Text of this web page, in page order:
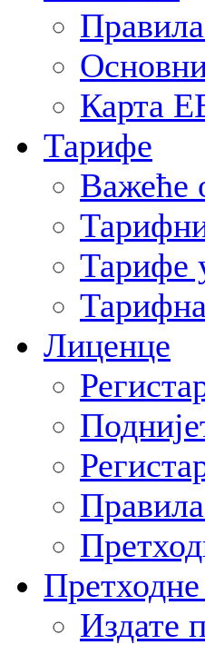
Карта
Тарифе
Важеће
Тарифе
Лиценце
Издате